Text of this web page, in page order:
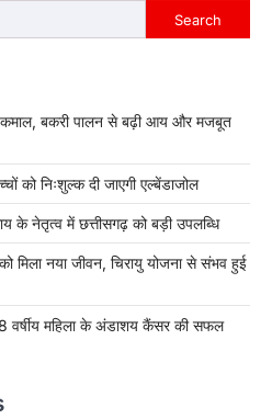
Search
कमाल, बकरी पालन से बढ़ी आय और मजबूत
को निःशुल्क दी जाएगी एल्बेंडाजोल
के नेतृत्व में छत्तीसगढ़ को बड़ी उपलब्धि
मिला नया जीवन, चिरायु योजना से संभव हुई
वर्षीय महिला के अंडाशय कैंसर की सफल